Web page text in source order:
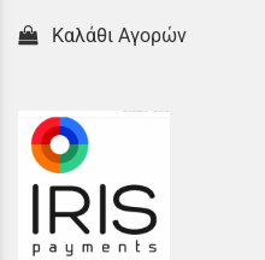
Καλάθι Αγορών